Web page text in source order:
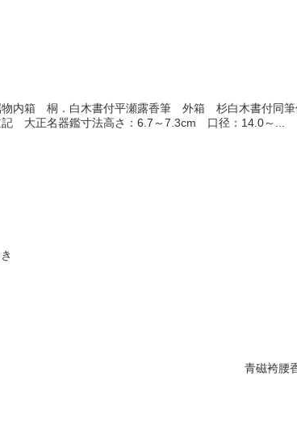
物内箱 桐．白木書付平瀬露香筆 外箱 杉白木書付同
大正名器鑑寸法高さ：6.7～7.3cm 口径：14.0～...
青磁袴腰